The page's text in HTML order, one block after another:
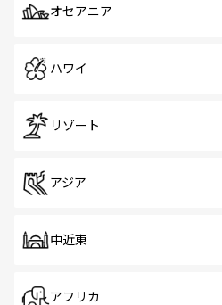
オセアニア
ハワイ
リゾート
アジア
中近東
アフリカ